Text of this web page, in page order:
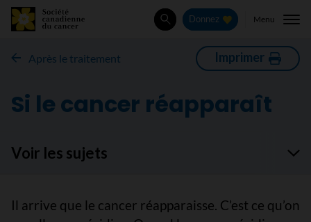
Rechercher
Donnez Menu
Après le traitement Imprimer
Si le cancer réapparaît
Voir les sujets
Il arrive que le cancer réapparaisse. C’est ce qu’on